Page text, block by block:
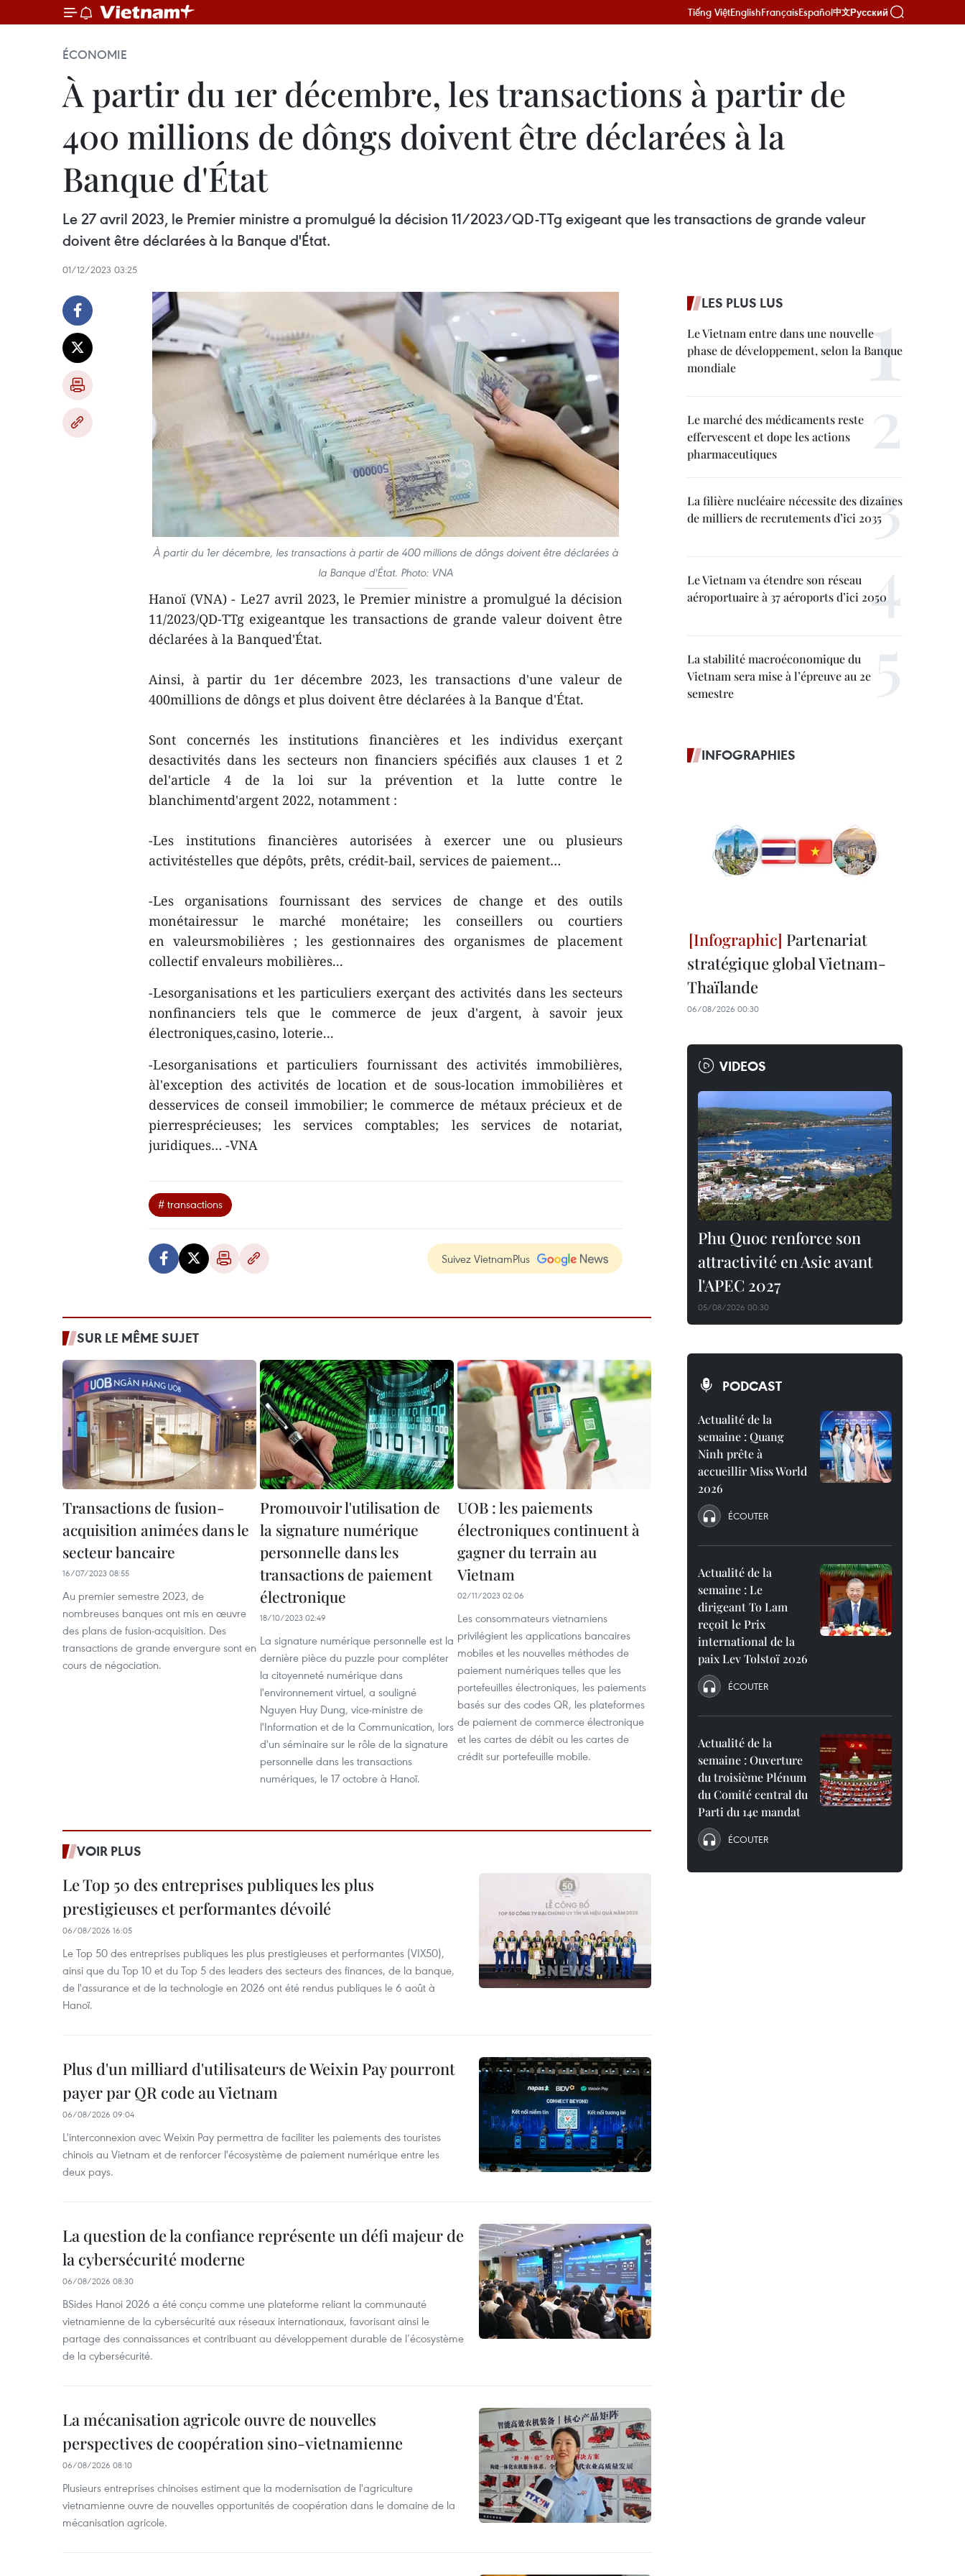
Tiếng ViệtEnglishFrançaisEspañol中文Русский
ÉCONOMIE
À partir du 1er décembre, les transactions à partir de
400 millions de dôngs doivent être déclarées à la
Banque d'État
Le 27 avril 2023, le Premier ministre a promulgué la décision 11/2023/QD-TTg exigeant que les transactions de grande valeur
doivent être déclarées à la Banque d'État.
01/12/2023 03:25
À partir du 1er décembre, les transactions à partir de 400 millions de dôngs doivent être déclarées à
la Banque d'État. Photo: VNA
Hanoï (VNA) - Le27 avril 2023, le Premier ministre a promulgué la décision
11/2023/QD-TTg exigeantque les transactions de grande valeur doivent être
déclarées à la Banqued'État.
Ainsi, à partir du 1er décembre 2023, les transactions d'une valeur de
400millions de dôngs et plus doivent être déclarées à la Banque d'État.
Sont concernés les institutions financières et les individus exerçant
desactivités dans les secteurs non financiers spécifiés aux clauses 1 et 2
del'article 4 de la loi sur la prévention et la lutte contre le
blanchimentd'argent 2022, notamment :
-Les institutions financières autorisées à exercer une ou plusieurs
activitéstelles que dépôts, prêts, crédit-bail, services de paiement…
-Les organisations fournissant des services de change et des outils
monétairessur le marché monétaire; les conseillers ou courtiers
en valeursmobilières ; les gestionnaires des organismes de placement
collectif envaleurs mobilières...
-Lesorganisations et les particuliers exerçant des activités dans les secteurs
nonfinanciers tels que le commerce de jeux d'argent, à savoir jeux
électroniques,casino, loterie...
-Lesorganisations et particuliers fournissant des activités immobilières,
àl'exception des activités de location et de sous-location immobilières et
desservices de conseil immobilier; le commerce de métaux précieux et de
pierresprécieuses; les services comptables; les services de notariat,
juridiques… -VNA
# transactions
Suivez VietnamPlus
SUR LE MÊME SUJET
Transactions de fusion-
acquisition animées dans le
secteur bancaire
16/07/2023 08:55
Au premier semestre 2023, de
nombreuses banques ont mis en œuvre
des plans de fusion-acquisition. Des
transactions de grande envergure sont en
cours de négociation.
Promouvoir l'utilisation de
la signature numérique
personnelle dans les
transactions de paiement
électronique
18/10/2023 02:49
La signature numérique personnelle est la
dernière pièce du puzzle pour compléter
la citoyenneté numérique dans
l'environnement virtuel, a souligné
Nguyen Huy Dung, vice-ministre de
l'Information et de la Communication, lors
d'un séminaire sur le rôle de la signature
personnelle dans les transactions
numériques, le 17 octobre à Hanoï. ​
UOB : les paiements
électroniques continuent à
gagner du terrain au
Vietnam
02/11/2023 02:06
Les consommateurs vietnamiens
privilégient les applications bancaires
mobiles et les nouvelles méthodes de
paiement numériques telles que les
portefeuilles électroniques, les paiements
basés sur des codes QR, les plateformes
de paiement de commerce électronique
et les cartes de débit ou les cartes de
crédit sur portefeuille mobile.
VOIR PLUS
Le Top 50 des entreprises publiques les plus
prestigieuses et performantes dévoilé
06/08/2026 16:05
Le Top 50 des entreprises publiques les plus prestigieuses et performantes (VIX50),
ainsi que du Top 10 et du Top 5 des leaders des secteurs des finances, de la banque,
de l'assurance et de la technologie en 2026 ont été rendus publiques le 6 août à
Hanoï.
Plus d'un milliard d'utilisateurs de Weixin Pay pourront
payer par QR code au Vietnam
06/08/2026 09:04
L'interconnexion avec Weixin Pay permettra de faciliter les paiements des touristes
chinois au Vietnam et de renforcer l'écosystème de paiement numérique entre les
deux pays.
La question de la confiance représente un défi majeur de
la cybersécurité moderne
06/08/2026 08:30
BSides Hanoi 2026 a été conçu comme une plateforme reliant la communauté
vietnamienne de la cybersécurité aux réseaux internationaux, favorisant ainsi le
partage des connaissances et contribuant au développement durable de l’écosystème
de la cybersécurité.
La mécanisation agricole ouvre de nouvelles
perspectives de coopération sino-vietnamienne
06/08/2026 08:10
Plusieurs entreprises chinoises estiment que la modernisation de l'agriculture
vietnamienne ouvre de nouvelles opportunités de coopération dans le domaine de la
mécanisation agricole.
LES PLUS LUS
Le Vietnam entre dans une nouvelle
phase de développement, selon la Banque
mondiale
Le marché des médicaments reste
effervescent et dope les actions
pharmaceutiques
La filière nucléaire nécessite des dizaines
de milliers de recrutements d’ici 2035
Le Vietnam va étendre son réseau
aéroportuaire à 37 aéroports d’ici 2050
La stabilité macroéconomique du
Vietnam sera mise à l’épreuve au 2e
semestre
INFOGRAPHIES
Partenariat
stratégique global Vietnam-
Thaïlande
06/08/2026 00:30
VIDEOS
Phu Quoc renforce son
attractivité en Asie avant
l'APEC 2027
05/08/2026 00:30
PODCAST
Actualité de la
semaine : Quang
Ninh prête à
accueillir Miss World
2026
ÉCOUTER
Actualité de la
semaine : Le
dirigeant To Lam
reçoit le Prix
international de la
paix Lev Tolstoï 2026
ÉCOUTER
Actualité de la
semaine : Ouverture
du troisième Plénum
du Comité central du
Parti du 14e mandat
ÉCOUTER